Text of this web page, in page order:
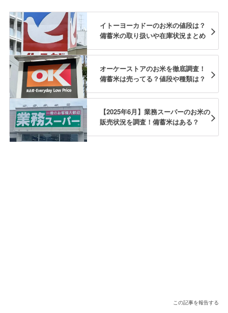
イトーヨーカドーのお米の値段は？
備蓄米の取り扱いや在庫状況まとめ
オーケーストアのお米を徹底調査！
備蓄米は売ってる？値段や種類は？
【2025年6月】業務スーパーのお米の
販売状況を調査！備蓄米はある？
この記事を報告する